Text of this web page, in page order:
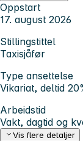
Oppstart
17. august 2026
Stillingstittel
Taxisjåfør
Type ansettelse
Vikariat, deltid
Arbeidstid
Vakt, dagtid og
Vis flere detaljer